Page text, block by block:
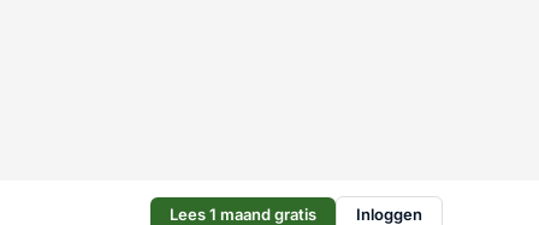
Lees 1 maand gratis Inloggen